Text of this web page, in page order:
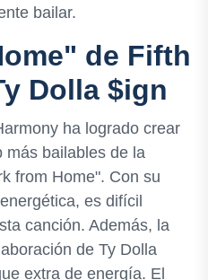
bailar.
de Fifth
Dolla $ign
ha logrado crear
más bailables de la
from Home". Con su
es difícil
canción. Además, la
de Ty Dolla
extra de energía. El